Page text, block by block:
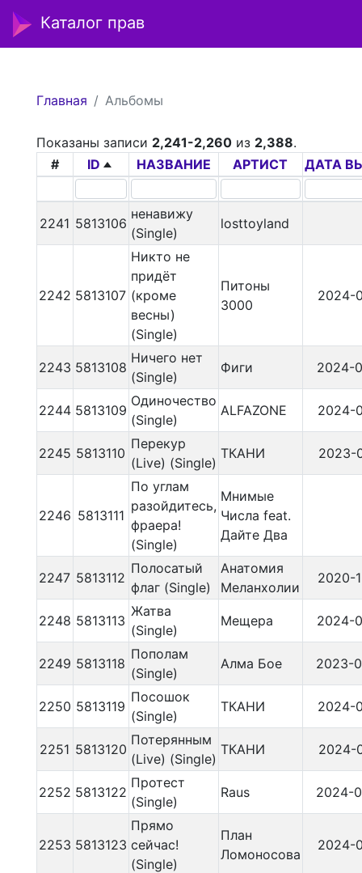
Каталог прав
Главная Альбомы
Показаны записи 2,241-2,260из 2,388.
#
ID НАЗВАНИЕ АРТИСТ ДАТА
2241 5813106
ненавижу
(Single)
losttoyland
2242 5813107
Никто не
придёт
(кроме
весны)
(Single)
Питоны
3000
2024-
2243 5813108
Ничего нет
(Single)
Фиги 2024-
2244 5813109
Одиночество
(Single)
ALFAZONE 2024-
2245 5813110
Перекур
(Live) (Single)
ТКАНИ 2023-
2246 5813111
По углам
разойдитесь,
фраера!
(Single)
Мнимые
Числа feat.
Дайте Два
2247 5813112
Полосатый
флаг (Single)
Анатомия
Меланхолии
2020-
2248 5813113
Жатва
(Single)
Мещера 2024-
2249 5813118
Пополам
(Single)
Алма Бое 2023-
2250 5813119
Посошок
(Single)
ТКАНИ 2024-
2251 5813120
Потерянным
(Live) (Single)
ТКАНИ 2024-
2252 5813122
Протест
(Single)
Raus 2024-
2253 5813123
Прямо
сейчас!
(Single)
План
Ломоносова
2024-